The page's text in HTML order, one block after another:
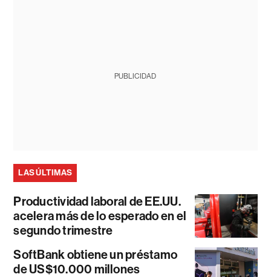
PUBLICIDAD
LAS ÚLTIMAS
Productividad laboral de EE.UU.
acelera más de lo esperado en el
segundo trimestre
SoftBank obtiene un préstamo
de US$10.000 millones